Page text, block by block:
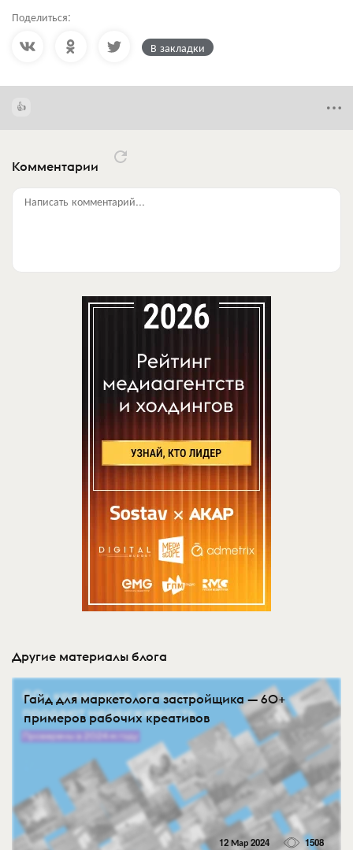
Поделиться:
В закладки
Комментарии
Написать комментарий...
Другие материалы блога
Гайд для маркетолога застройщика — 60+
примеров рабочих креативов
12 Мар 2024 1508